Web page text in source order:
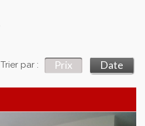
Trier par : Prix Date